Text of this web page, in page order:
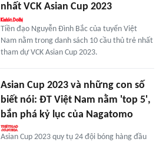
nhất VCK Asian Cup 2023
Tiền đạo Nguyễn Đình Bắc của tuyển Việt
Nam nằm trong danh sách 10 cầu thủ trẻ nhất
tham dự VCK Asian Cup 2023.
Asian Cup 2023 và những con số
biết nói: ĐT Việt Nam nằm 'top 5',
bắn phá kỷ lục của Nagatomo
Asian Cup 2023 quy tụ 24 đội bóng hàng đầu